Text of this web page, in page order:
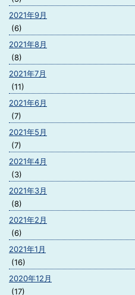
2021年9月
(6)
2021年8月
(8)
2021年7月
(11)
2021年6月
(7)
2021年5月
(7)
2021年4月
(3)
2021年3月
(8)
2021年2月
(6)
2021年1月
(16)
2020年12月
(17)